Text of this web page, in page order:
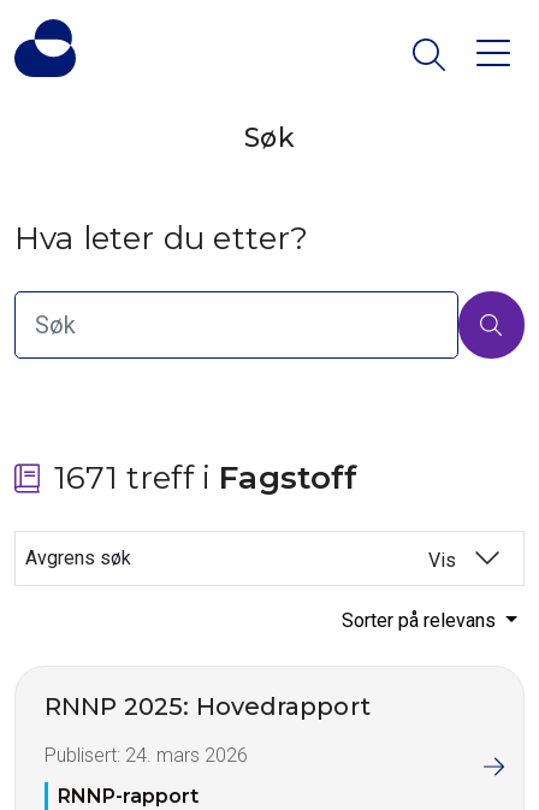
Søk
Hva leter du etter?
1671 treff i Fagstoff
Avgrens søk Vis
Sorter på relevans
RNNP 2025: Hovedrapport
Publisert: 24. mars 2026
RNNP-rapport